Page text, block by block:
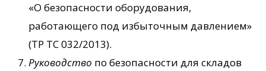
«О безопасности оборудования,
работающего под избыточным давлением»
(ТР ТС 032/2013).
Руководство по безопасности для складов